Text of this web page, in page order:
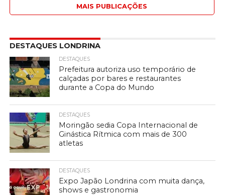
MAIS PUBLICAÇÕES
DESTAQUES LONDRINA
DESTAQUES
Prefeitura autoriza uso temporário de
calçadas por bares e restaurantes
durante a Copa do Mundo
DESTAQUES
Moringão sedia Copa Internacional de
Ginástica Rítmica com mais de 300
atletas
DESTAQUES
Expo Japão Londrina com muita dança,
shows e gastronomia